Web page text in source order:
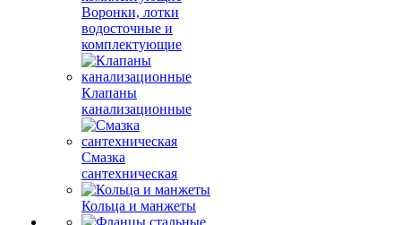
Воронки, лотки
водосточные и
комплектующие
Клапаны
канализационные
Смазка
сантехническая
Кольца и манжеты